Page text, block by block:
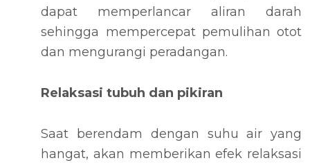
dapat memperlancar aliran darah
sehingga mempercepat pemulihan otot
dan mengurangi peradangan.
Relaksasi tubuh dan pikiran
Saat berendam dengan suhu air yang
hangat, akan memberikan efek relaksasi